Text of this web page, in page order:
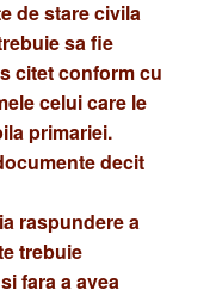
de stare civila
sa fie
citet conform cu
celui care le
primariei.
decit
raspundere a
trebuie
fara a avea